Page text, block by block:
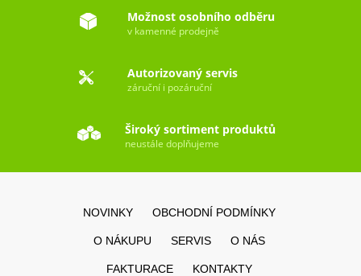
Možnost osobního odběru
v kamenné prodejně
Autorizovaný servis
záruční i pozáruční
Široký sortiment produktů
neustále doplňujeme
NOVINKY OBCHODNÍ PODMÍNKY
O NÁKUPU SERVIS O NÁS
FAKTURACE KONTAKTY